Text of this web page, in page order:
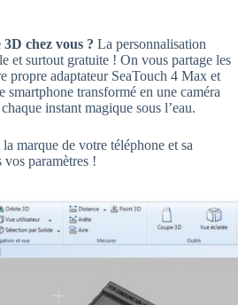
chez vous ? La personnalisation
et surtout gratuite ! On vous partage les
propre adaptateur SeaTouch 4 Max et
smartphone transformé en une caméra
instant magique sous l’eau.
marque de votre téléphone et sa
paramètres !